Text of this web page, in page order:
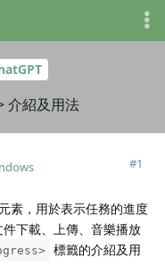
介紹及用法
#1
素，用於表示任務的進度
下載、上傳、音樂播放
標籤的介紹及用